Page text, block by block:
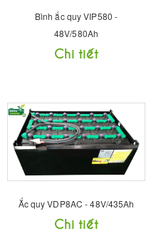
Bình ắc quy VIP580 -
48V/580Ah
Chi tiết
Ắc quy VDP8AC - 48V/435Ah
Chi tiết